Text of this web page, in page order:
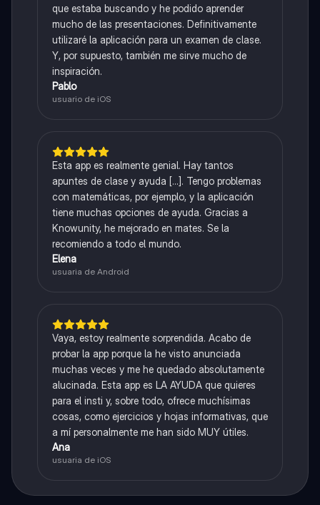
que estaba buscando y he podido aprender
mucho de las presentaciones. Definitivamente
utilizaré la aplicación para un examen de clase.
Y, por supuesto, también me sirve mucho de
inspiración.
Pablo
usuario de iOS
Esta app es realmente genial. Hay tantos
apuntes de clase y ayuda [...]. Tengo problemas
con matemáticas, por ejemplo, y la aplicación
tiene muchas opciones de ayuda. Gracias a
Knowunity, he mejorado en mates. Se la
recomiendo a todo el mundo.
Elena
usuaria de Android
Vaya, estoy realmente sorprendida. Acabo de
probar la app porque la he visto anunciada
muchas veces y me he quedado absolutamente
alucinada. Esta app es LA AYUDA que quieres
para el insti y, sobre todo, ofrece muchísimas
cosas, como ejercicios y hojas informativas, que
a mí personalmente me han sido MUY útiles.
Ana
usuaria de iOS